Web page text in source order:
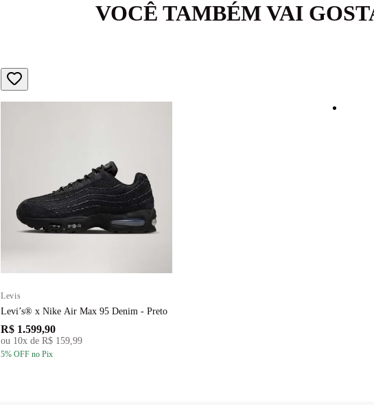
VOCÊ TAMBÉM VAI
Levis
Levi’s® x Nike Air Max 95 Denim - Preto
R$ 1.599,90
ou 10x de R$ 159,99
5% OFF no Pix